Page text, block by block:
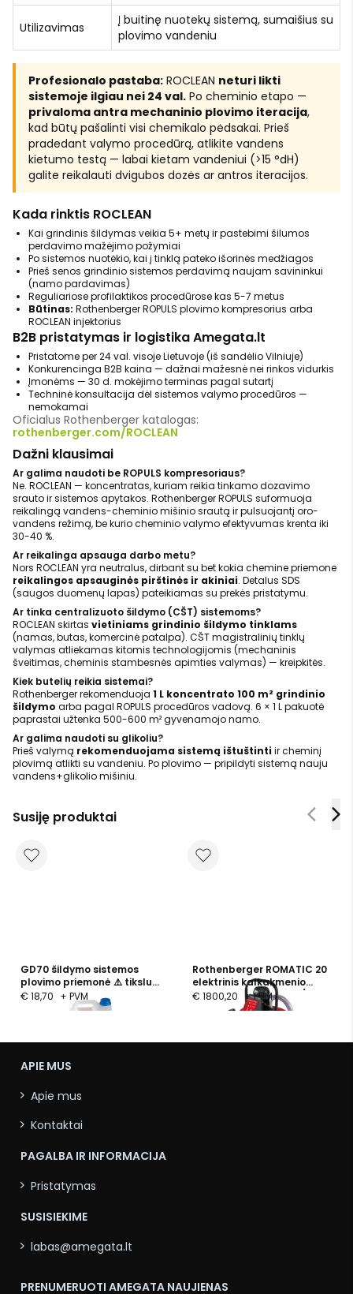
Utilizavimas
Į buitinę nuotekų sistemą, sumaišius su
plovimo vandeniu
Profesionalo pastaba: ROCLEAN neturi likti
sistemoje ilgiau nei 24 val. Po cheminio etapo —
privaloma antra mechaninio plovimo iteracija,
kad būtų pašalinti visi chemikalo pėdsakai. Prieš
pradedant valymo procedūrą, atlikite vandens
kietumo testą — labai kietam vandeniui (>15 °dH)
galite reikalauti dvigubos dozės ar antros iteracijos.
Kada rinktis ROCLEAN
Kai grindinis šildymas veikia 5+ metų ir pastebimi šilumos
perdavimo mažėjimo požymiai
Po sistemos nuotėkio, kai į tinklą pateko išorinės medžiagos
Prieš senos grindinio sistemos perdavimą naujam savininkui
(namo pardavimas)
Reguliariose profilaktikos procedūrose kas 5-7 metus
Būtinas: Rothenberger ROPULS plovimo kompresorius arba
ROCLEAN injektorius
B2B pristatymas ir logistika Amegata.lt
Pristatome per 24 val. visoje Lietuvoje (iš sandėlio Vilniuje)
Konkurencinga B2B kaina — dažnai mažesnė nei rinkos vidurkis
Įmonėms — 30 d. mokėjimo terminas pagal sutartį
Techninė konsultacija dėl sistemos valymo procedūros —
nemokamai
Oficialus Rothenberger katalogas:
rothenberger.com/ROCLEAN
Dažni klausimai
Ar galima naudoti be ROPULS kompresoriaus?
Ne. ROCLEAN — koncentratas, kuriam reikia tinkamo dozavimo
srauto ir sistemos apytakos. Rothenberger ROPULS suformuoja
reikalingą vandens-cheminio mišinio srautą ir pulsuojantį oro-
vandens režimą, be kurio cheminio valymo efektyvumas krenta iki
30-40 %.
Ar reikalinga apsauga darbo metu?
Nors ROCLEAN yra neutralus, dirbant su bet kokia chemine priemone
reikalingos apsauginės pirštinės ir akiniai. Detalus SDS
(saugos duomenų lapas) pateikiamas su prekės pristatymu.
Ar tinka centralizuoto šildymo (CŠT) sistemoms?
ROCLEAN skirtas vietiniams grindinio šildymo tinklams
(namas, butas, komercinė patalpa). CŠT magistralinių tinklų
valymas atliekamas kitomis technologijomis (mechaninis
šveitimas, cheminis stambesnės apimties valymas) — kreipkitės.
Kiek butelių reikia sistemai?
Rothenberger rekomenduoja 1 L koncentrato 100 m² grindinio
šildymo arba pagal ROPULS procedūros vadovą. 6 × 1 L pakuotė
paprastai užtenka 500-600 m² gyvenamojo namo.
Ar galima naudoti su glikoliu?
Prieš valymą rekomenduojama sistemą ištuštinti ir cheminį
plovimą atlikti su vandeniu. Po plovimo — pripildyti sistemą nauju
vandens+glikolio mišiniu.
Susiję produktai
GD70 šildymo sistemos
plovimo priemonė ⚠️ tikslus
gamintojas verifikuojamas
€ 18,70 + PVM
Rothenberger ROMATIC 20
elektrinis kalkakmenio
šalinimo siurblys, 15 L / 40
€ 1800,20 + PVM
APIE MUS
Apie mus
Kontaktai
PAGALBA IR INFORMACIJA
Pristatymas
SUSISIEKIME
labas@amegata.lt
PRENUMERUOTI AMEGATA NAUJIENAS